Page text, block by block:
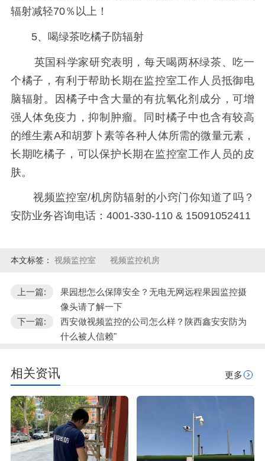
辐射减轻70％以上！
5、喝绿茶吃橘子防辐射
英国科学家研究表明，每天喝两杯绿茶、吃一
个橘子，有利于帮助长期在监控室工作人员抵御电
脑辐射。因橘子中含大量的有抗氧化剂成分，可增
强人体免疫力，抑制肿瘤。同时橘子中也含有较高
的维生素A和胡萝卜素等各种人体所需的微量元素，
长期吃橘子，可以保护长期在监控室工作人员的皮
肤。
视频监控室/机房防辐射的小窍门你知道了吗？
安防业务咨询电话：4001-330-110 & 15091052411
本文标签： 视频监控室 视频监控机房
上一篇:
果园想怎么保障安全？无电无网远程果园监控摄
像头请了解一下
下一篇:
西安做视频监控的公司怎么样？陕西鑫安安防为
什么被人信赖"
相关资讯 更多